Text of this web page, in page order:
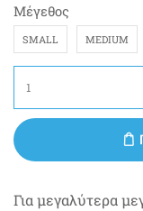
Μέγεθος
SMALL MEDIUM
Για μεγαλύτερα